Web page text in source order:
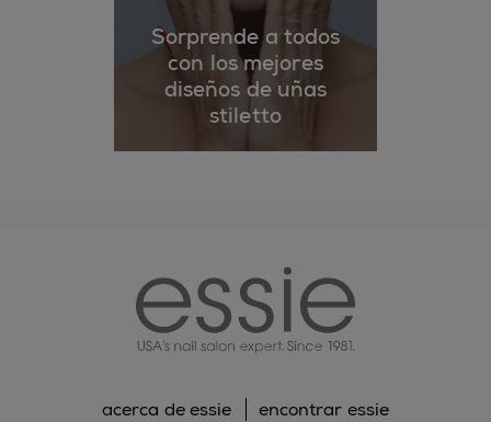
Sorprende a todos
con los mejores
diseños de uñas
stiletto
acerca de essie
encontrar essie